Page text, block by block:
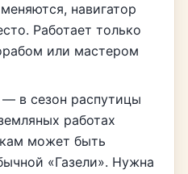
навигатор
Работает только
или мастером
— в сезон распутицы
работах
может быть
«Газели». Нужна